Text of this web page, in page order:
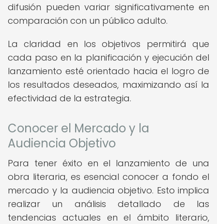
difusión pueden variar significativamente en
comparación con un público adulto.
La claridad en los objetivos permitirá que
cada paso en la planificación y ejecución del
lanzamiento esté orientado hacia el logro de
los resultados deseados, maximizando así la
efectividad de la estrategia.
Conocer el Mercado y la
Audiencia Objetivo
Para tener éxito en el lanzamiento de una
obra literaria, es esencial conocer a fondo el
mercado y la audiencia objetivo. Esto implica
realizar un análisis detallado de las
tendencias actuales en el ámbito literario,